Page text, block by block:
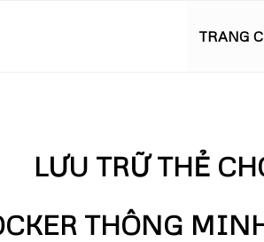
TRANG
LƯU TRỮ THẺ
THÔNG